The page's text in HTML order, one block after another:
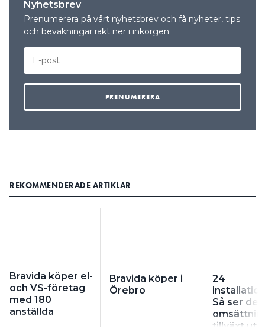
Nyhetsbrev
Prenumerera på vårt nyhetsbrev och få nyheter, tips
och bevakningar rakt ner i inkorgen
REKOMMENDERADE ARTIKLAR
Bravida köper el-
och VS-företag
med 180
anställda
Bravida köper i
Örebro
24
Så ser
tillväxt ut